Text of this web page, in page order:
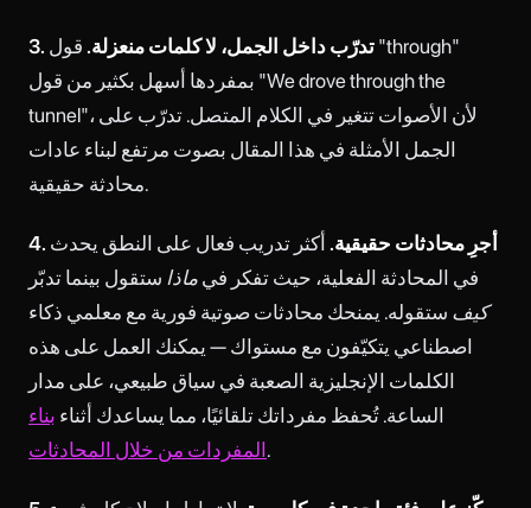
3. تدرّب داخل الجمل، لا كلمات منعزلة. قول "through"
بمفردها أسهل بكثير من قول "We drove through the
tunnel"، لأن الأصوات تتغير في الكلام المتصل. تدرّب على
الجمل الأمثلة في هذا المقال بصوت مرتفع لبناء عادات
محادثة حقيقية.
4. أجرِ محادثات حقيقية. أكثر تدريب فعال على النطق يحدث
في المحادثة الفعلية، حيث تفكر في ماذا ستقول بينما تدبّر
كيف ستقوله. يمنحك محادثات صوتية فورية مع معلمي ذكاء
اصطناعي يتكيّفون مع مستواك — يمكنك العمل على هذه
الكلمات الإنجليزية الصعبة في سياق طبيعي، على مدار
الساعة. تُحفظ مفرداتك تلقائيًا، مما يساعدك أثناء بناء
المفردات من خلال المحادثات.